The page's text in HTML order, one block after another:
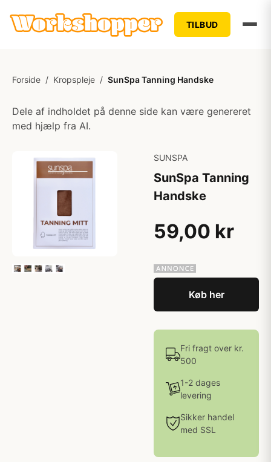
TILBUD
Forside / Kropspleje / SunSpa Tanning Handske
Dele af indholdet på denne side kan være genereret
med hjælp fra AI.
SUNSPA
SunSpa Tanning
Handske
59,00 kr
Køb her
Fri fragt over kr.
500
1-2 dages
levering
Sikker handel
med SSL